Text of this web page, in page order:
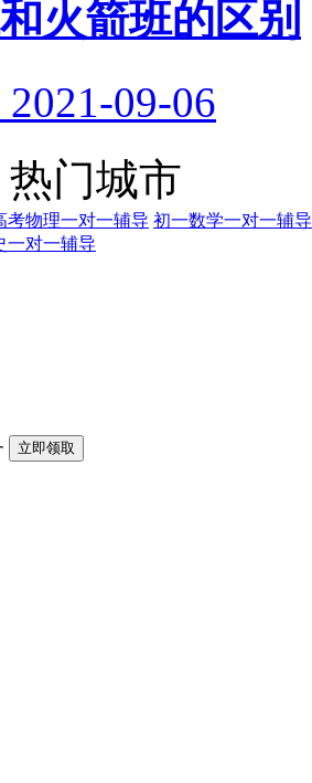
火箭班的区别
2021-09-06
热门城市
考物理一对一辅导 初一数学一对一辅导
一对一辅导
立即领取